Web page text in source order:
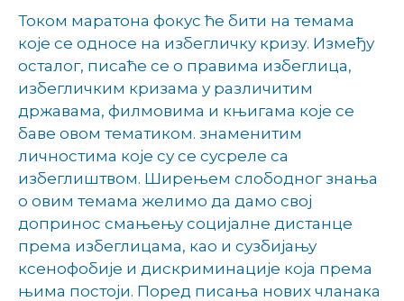
Током маратона фокус ће бити на темама
које се односе на избегличку кризу. Између
осталог, писаће се о правима избеглица,
избегличким кризама у различитим
државама, филмовима и књигама које се
баве овом тематиком. знаменитим
личностима које су се сусреле са
избеглиштвом. Ширењем слободног знања
о овим темама желимо да дамо свој
допринос смањењу социјалне дистанце
према избеглицама, као и сузбијању
ксенофобије и дискриминације која према
њима постоји. Поред писања нових чланака